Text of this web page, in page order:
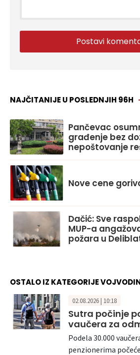
NAJČITANIJE U POSLEDNJIH 96H
Pančevac
građenje bez
nepoštovanje
Nove cene
Dačić: Sve
MUP-a
požara u
OSTALO IZ KATEGORIJE
02.08.2026 | 10:18
Sutra počinje
vaučera za
Podela 30.000
penzionerima